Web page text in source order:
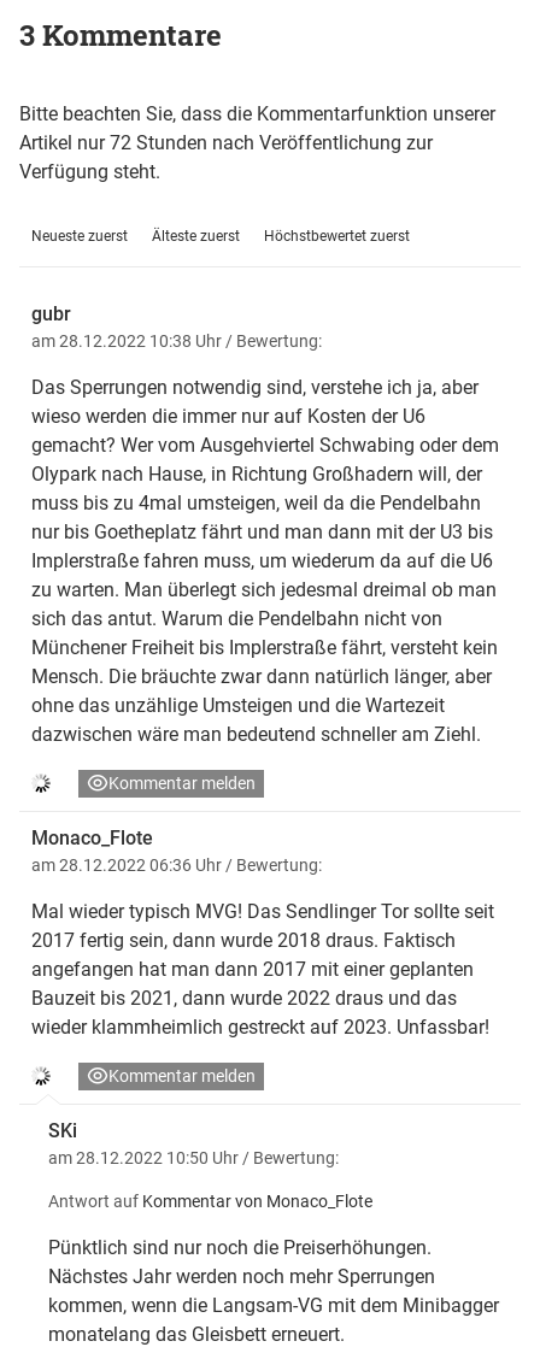
3 Kommentare
Bitte beachten Sie, dass die Kommentarfunktion unserer
Artikel nur 72 Stunden nach Veröffentlichung zur
Verfügung steht.
Neueste zuerst Älteste zuerst Höchstbewertet zuerst
gubr
am 28.12.2022 10:38 Uhr / Bewertung:
Das Sperrungen notwendig sind, verstehe ich ja, aber
wieso werden die immer nur auf Kosten der U6
gemacht? Wer vom Ausgehviertel Schwabing oder dem
Olypark nach Hause, in Richtung Großhadern will, der
muss bis zu 4mal umsteigen, weil da die Pendelbahn
nur bis Goetheplatz fährt und man dann mit der U3 bis
Implerstraße fahren muss, um wiederum da auf die U6
zu warten. Man überlegt sich jedesmal dreimal ob man
sich das antut. Warum die Pendelbahn nicht von
Münchener Freiheit bis Implerstraße fährt, versteht kein
Mensch. Die bräuchte zwar dann natürlich länger, aber
ohne das unzählige Umsteigen und die Wartezeit
dazwischen wäre man bedeutend schneller am Ziehl.
Kommentar melden
Monaco_Flote
am 28.12.2022 06:36 Uhr / Bewertung:
Mal wieder typisch MVG! Das Sendlinger Tor sollte seit
2017 fertig sein, dann wurde 2018 draus. Faktisch
angefangen hat man dann 2017 mit einer geplanten
Bauzeit bis 2021, dann wurde 2022 draus und das
wieder klammheimlich gestreckt auf 2023. Unfassbar!
Kommentar melden
SKi
am 28.12.2022 10:50 Uhr / Bewertung:
Antwort auf Kommentar von Monaco_Flote
Pünktlich sind nur noch die Preiserhöhungen.
Nächstes Jahr werden noch mehr Sperrungen
kommen, wenn die Langsam-VG mit dem Minibagger
monatelang das Gleisbett erneuert.